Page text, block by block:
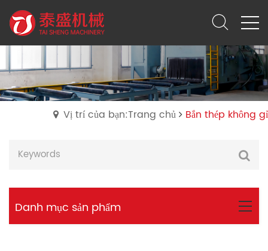
Vị trí của bạn:Trang chủ Bắn thép không gỉ
Danh mục sản phẩm